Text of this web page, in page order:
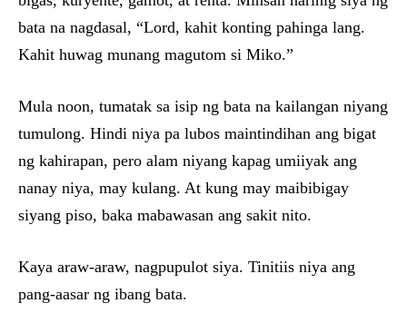
bata na nagdasal, “Lord, kahit konting pahinga lang.
Kahit huwag munang magutom si Miko.”
Mula noon, tumatak sa isip ng bata na kailangan niyang
tumulong. Hindi niya pa lubos maintindihan ang bigat
ng kahirapan, pero alam niyang kapag umiiyak ang
nanay niya, may kulang. At kung may maibibigay
siyang piso, baka mabawasan ang sakit nito.
Kaya araw-araw, nagpupulot siya. Tinitiis niya ang
pang-aasar ng ibang bata.